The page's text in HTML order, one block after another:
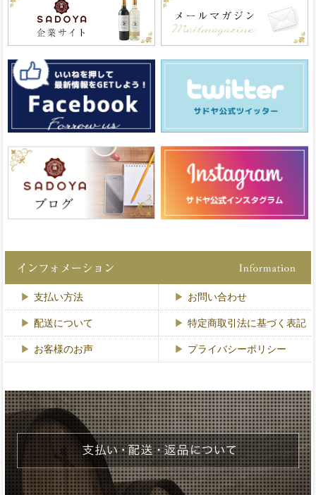
支払い方法 お問い合わせ
配送について 特定商取引法に基づく表記
お客様のお声 プライバシーポリシー